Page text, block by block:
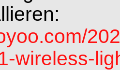
wireless-